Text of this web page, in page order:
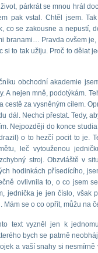
život, párkrát se mnou hrál
pak vstal. Chtěl jsem.
co se zakousne a nepustí,
branami… Pravda ovšem
si to tak užiju. Proč to dělat
obchodní akademie
A nejen mně, podotýkám.
cestě za vysněným cílem.
dál. Nechci přestat. Tedy,
Nejpozději do konce
o to hezčí pocit to je.
leč vytouženou
stroj. Obzvláště v
hodinkách přísedícího,
ovlivnila to, o co jsem
jednička je jen číslo, však
Mám se o co opřít, můžu na
text vyzněl jen k
bych se patrně
a vaší snahy si